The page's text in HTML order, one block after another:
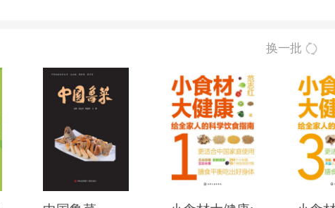
换一批